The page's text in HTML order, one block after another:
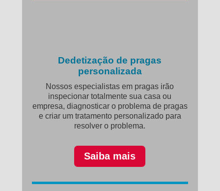
Dedetização de pragas
personalizada
Nossos especialistas em pragas irão
inspecionar totalmente sua casa ou
empresa, diagnosticar o problema de pragas
e criar um tratamento personalizado para
resolver o problema.
Saiba mais